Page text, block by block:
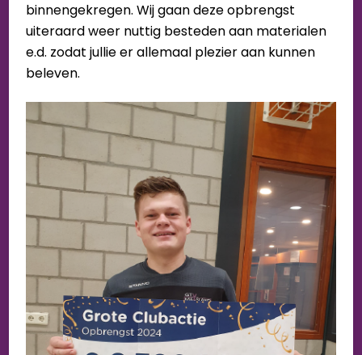
binnengekregen. Wij gaan deze opbrengst
uiteraard weer nuttig besteden aan materialen
e.d. zodat jullie er allemaal plezier aan kunnen
beleven.